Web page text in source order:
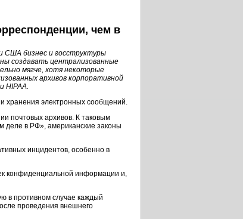
чем в
США бизнес и госструктуры
создавать централизованные
мягче, хотя некоторые
архивов корпоративной
HIPAA.
хранения электронных сообщений.
почтовых архивов. К таковым
деле в РФ», американские законы
инцидентов, особенно в
конфиденциальной информации и,
в противном случае каждый
проведения внешнего